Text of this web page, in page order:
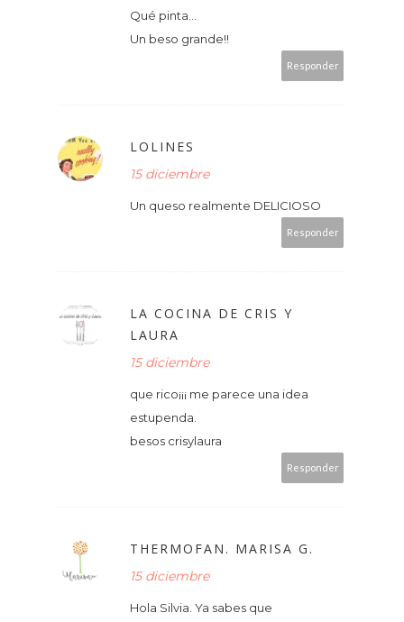
Qué pinta...
Un beso grande!!
Responder
LOLINES
15 diciembre
Un queso realmente DELICIOSO
Responder
LA COCINA DE CRIS Y
LAURA
15 diciembre
que rico¡¡¡ me parece una idea
estupenda.
besos crisylaura
Responder
THERMOFAN. MARISA G.
15 diciembre
Hola Silvia. Ya sabes que